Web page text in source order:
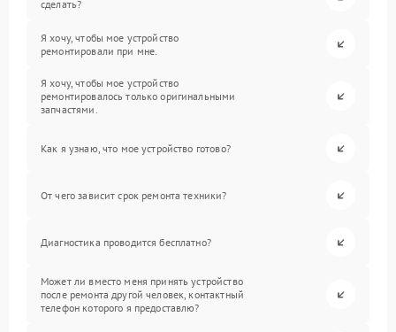
сделать?
Я хочу, чтобы мое устройство
ремонтировали при мне.
Я хочу, чтобы мое устройство
ремонтировалось только оригинальными
запчастями.
Как я узнаю, что мое устройство готово?
От чего зависит срок ремонта техники?
Диагностика проводится бесплатно?
Может ли вместо меня принять устройство
после ремонта другой человек, контактный
телефон которого я предоставлю?